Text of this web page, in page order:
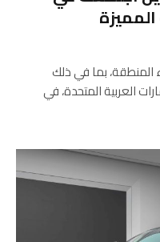
المميزة
بما في ذلك
العربية المتحدة، في